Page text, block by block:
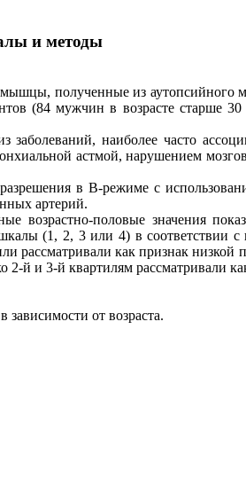
и методы
полученные из аутопсийного
(84 мужчин в возрасте старше
наиболее часто
астмой, нарушением
в В-режиме с
артерий.
возрастно-половые значения
(1, 2, 3 или 4) в соответствии
как признак низкой
й и 3-й квартилям рассматривали
от возраста.